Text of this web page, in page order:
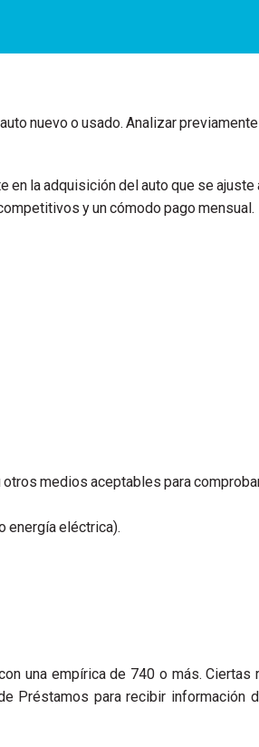
nuevo o usado. Analizar
en la adquisición del auto que se
y un cómodo pago mensual.
medios aceptables para
energía eléctrica).
una empírica de 740 o más.Ciertas
Préstamos para recibir